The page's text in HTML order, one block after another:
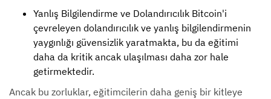
Yanlış Bilgilendirme ve Dolandırıcılık Bitcoin'i
çevreleyen dolandırıcılık ve yanlış bilgilendirmenin
yaygınlığı güvensizlik yaratmakta, bu da eğitimi
daha da kritik ancak ulaşılması daha zor hale
getirmektedir.
Ancak bu zorluklar, eğitimcilerin daha geniş bir kitleye